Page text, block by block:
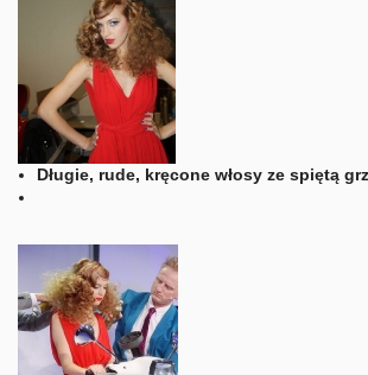
Długie, rude, kręcone włosy ze spiętą